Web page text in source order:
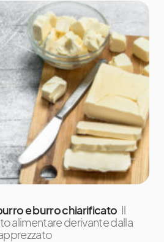
e burro chiarificato Il
alimentare derivante dalla